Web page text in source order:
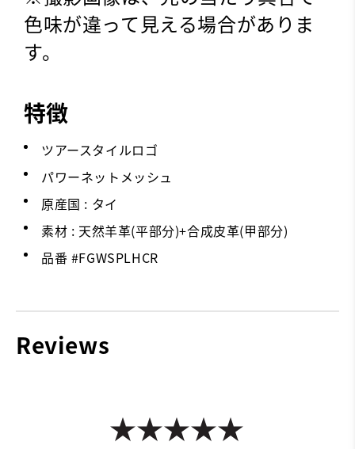
色味が違って見える場合がありま
す。
特徴
ツアースタイルロゴ
パワーネットメッシュ
原産国 : タイ
素材 : 天然羊革(平部分)+合成皮革(甲部分)
品番 #FGWSPLHCR
Reviews